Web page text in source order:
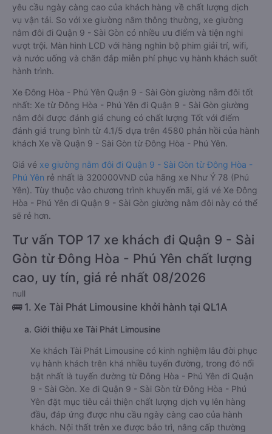
yêu cầu ngày càng cao của khách hàng về chất lượng dịch
vụ vận tải. So với xe giường nằm thông thường, xe giường
nằm đôi đi Quận 9 - Sài Gòn có nhiều ưu điểm và tiện nghi
vượt trội. Màn hình LCD với hàng nghìn bộ phim giải trí, wifi,
và nước uống và chăn đắp miễn phí phục vụ hành khách suốt
hành trình.
Xe Đông Hòa - Phú Yên Quận 9 - Sài Gòn giường nằm đôi tốt
nhất: Xe từ Đông Hòa - Phú Yên đi Quận 9 - Sài Gòn giường
nằm đôi được đánh giá chung có chất lượng Tốt với điểm
đánh giá trung bình từ 4.1/5 dựa trên 4580 phản hồi của hành
khách Xe về Quận 9 - Sài Gòn từ Đông Hòa - Phú Yên.
Giá vé xe giường nằm đôi đi Quận 9 - Sài Gòn từ Đông Hòa -
Phú Yên rẻ nhất là 320000VND của hãng xe Như Ý 78 (Phú
Yên). Tùy thuộc vào chương trình khuyến mãi, giá vé Xe Đông
Hòa - Phú Yên đi Quận 9 - Sài Gòn giường nằm đôi này có thể
sẽ rẻ hơn.
Tư vấn TOP 17 xe khách đi Quận 9 - Sài
Gòn từ Đông Hòa - Phú Yên chất lượng
cao, uy tín, giá rẻ nhất 08/2026
null
🚌 1. Xe Tài Phát Limousine khởi hành tại QL1A
a. Giới thiệu xe Tài Phát Limousine
Xe khách Tài Phát Limousine có kinh nghiệm lâu đời phục
vụ hành khách trên khá nhiều tuyến đường, trong đó nổi
bật nhất là tuyến đường từ Đông Hòa - Phú Yên đi Quận
9 - Sài Gòn. Xe đi Quận 9 - Sài Gòn từ Đông Hòa - Phú
Yên đặt mục tiêu cải thiện chất lượng dịch vụ lên hàng
đầu, đáp ứng được nhu cầu ngày càng cao của hành
khách. Nội thất trên xe được bảo trì, nâng cấp thường